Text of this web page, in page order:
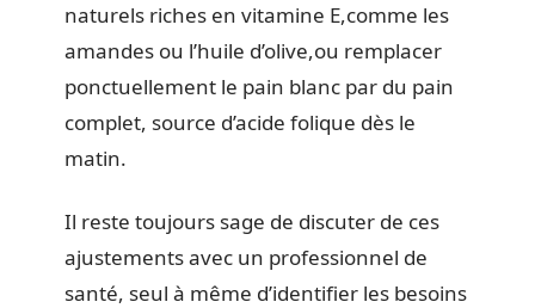
naturels riches en vitamine E,comme les
amandes ou l’huile d’olive,ou remplacer
ponctuellement le pain blanc par du pain
complet, source d’acide folique dès le
matin.
Il reste toujours sage de discuter de ces
ajustements avec un professionnel de
santé, seul à même d’identifier les besoins